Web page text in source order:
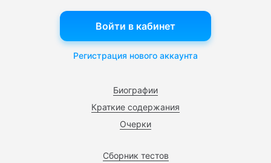
Биографии
Краткие содержания
Очерки
Сборник тестов
Войти в кабинет
Регистрация нового аккаунта